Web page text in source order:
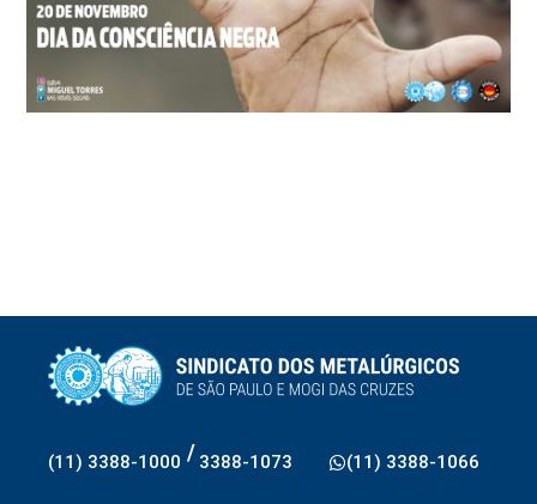
(11) 3388-1000 / 3388-1073 (11) 3388-1066